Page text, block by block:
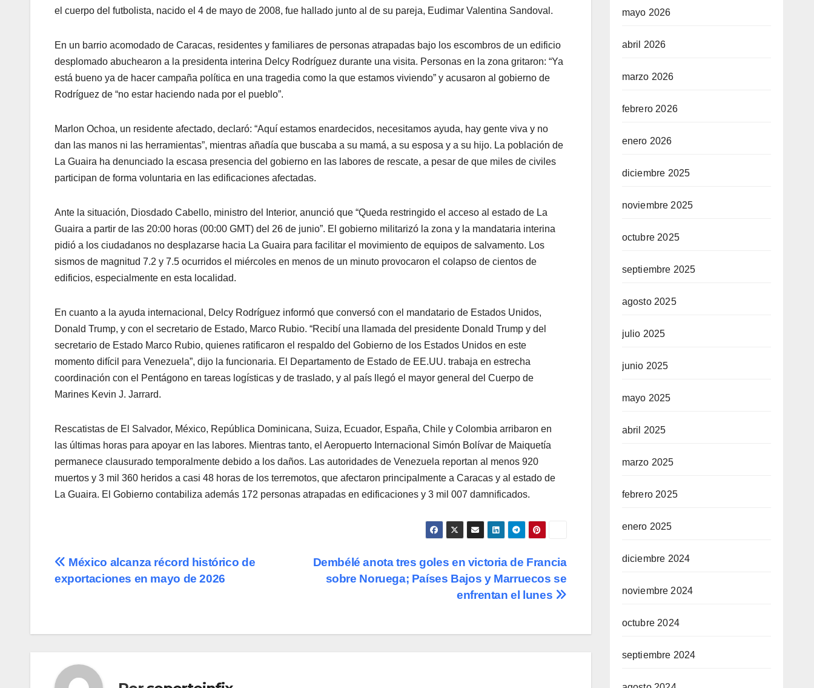
el cuerpo del futbolista, nacido el 4 de mayo de 2008, fue hallado junto al de su pareja, Eudimar Valentina Sandoval.
En un barrio acomodado de Caracas, residentes y familiares de personas atrapadas bajo los escombros de un edificio
desplomado abuchearon a la presidenta interina Delcy Rodríguez durante una visita. Personas en la zona gritaron: “Ya
está bueno ya de hacer campaña política en una tragedia como la que estamos viviendo” y acusaron al gobierno de
Rodríguez de “no estar haciendo nada por el pueblo”.
Marlon Ochoa, un residente afectado, declaró: “Aquí estamos enardecidos, necesitamos ayuda, hay gente viva y no
dan las manos ni las herramientas”, mientras añadía que buscaba a su mamá, a su esposa y a su hijo. La población de
La Guaira ha denunciado la escasa presencia del gobierno en las labores de rescate, a pesar de que miles de civiles
participan de forma voluntaria en las edificaciones afectadas.
Ante la situación, Diosdado Cabello, ministro del Interior, anunció que “Queda restringido el acceso al estado de La
Guaira a partir de las 20:00 horas (00:00 GMT) del 26 de junio”. El gobierno militarizó la zona y la mandataria interina
pidió a los ciudadanos no desplazarse hacia La Guaira para facilitar el movimiento de equipos de salvamento. Los
sismos de magnitud 7.2 y 7.5 ocurridos el miércoles en menos de un minuto provocaron el colapso de cientos de
edificios, especialmente en esta localidad.
En cuanto a la ayuda internacional, Delcy Rodríguez informó que conversó con el mandatario de Estados Unidos,
Donald Trump, y con el secretario de Estado, Marco Rubio. “Recibí una llamada del presidente Donald Trump y del
secretario de Estado Marco Rubio, quienes ratificaron el respaldo del Gobierno de los Estados Unidos en este
momento difícil para Venezuela”, dijo la funcionaria. El Departamento de Estado de EE.UU. trabaja en estrecha
coordinación con el Pentágono en tareas logísticas y de traslado, y al país llegó el mayor general del Cuerpo de
Marines Kevin J. Jarrard.
Rescatistas de El Salvador, México, República Dominicana, Suiza, Ecuador, España, Chile y Colombia arribaron en
las últimas horas para apoyar en las labores. Mientras tanto, el Aeropuerto Internacional Simón Bolívar de Maiquetía
permanece clausurado temporalmente debido a los daños. Las autoridades de Venezuela reportan al menos 920
muertos y 3 mil 360 heridos a casi 48 horas de los terremotos, que afectaron principalmente a Caracas y al estado de
La Guaira. El Gobierno contabiliza además 172 personas atrapadas en edificaciones y 3 mil 007 damnificados.
Navegación
de
Dembélé anota tres goles en victoria de Francia
sobre Noruega; Países Bajos y Marruecos se
enfrentan el lunes
México alcanza récord histórico de
exportaciones en mayo de 2026
mayo 2026
abril 2026
marzo 2026
febrero 2026
enero 2026
diciembre 2025
noviembre 2025
octubre 2025
septiembre 2025
agosto 2025
julio 2025
junio 2025
mayo 2025
abril 2025
marzo 2025
febrero 2025
enero 2025
diciembre 2024
noviembre 2024
octubre 2024
septiembre 2024